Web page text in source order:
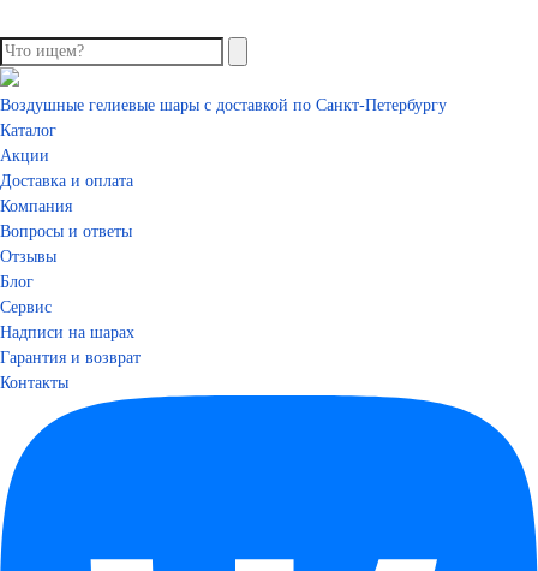
Воздушные гелиевые шары с доставкой по Санкт-Петербургу
Каталог
Акции
Доставка и оплата
Компания
Вопросы и ответы
Отзывы
Блог
Сервис
Надписи на шарах
Гарантия и возврат
Контакты